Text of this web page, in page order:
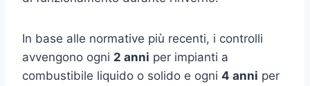
In base alle normative più recenti, i controlli
avvengono ogni 2 anni per impianti a
combustibile liquido o solido e ogni 4 anni per